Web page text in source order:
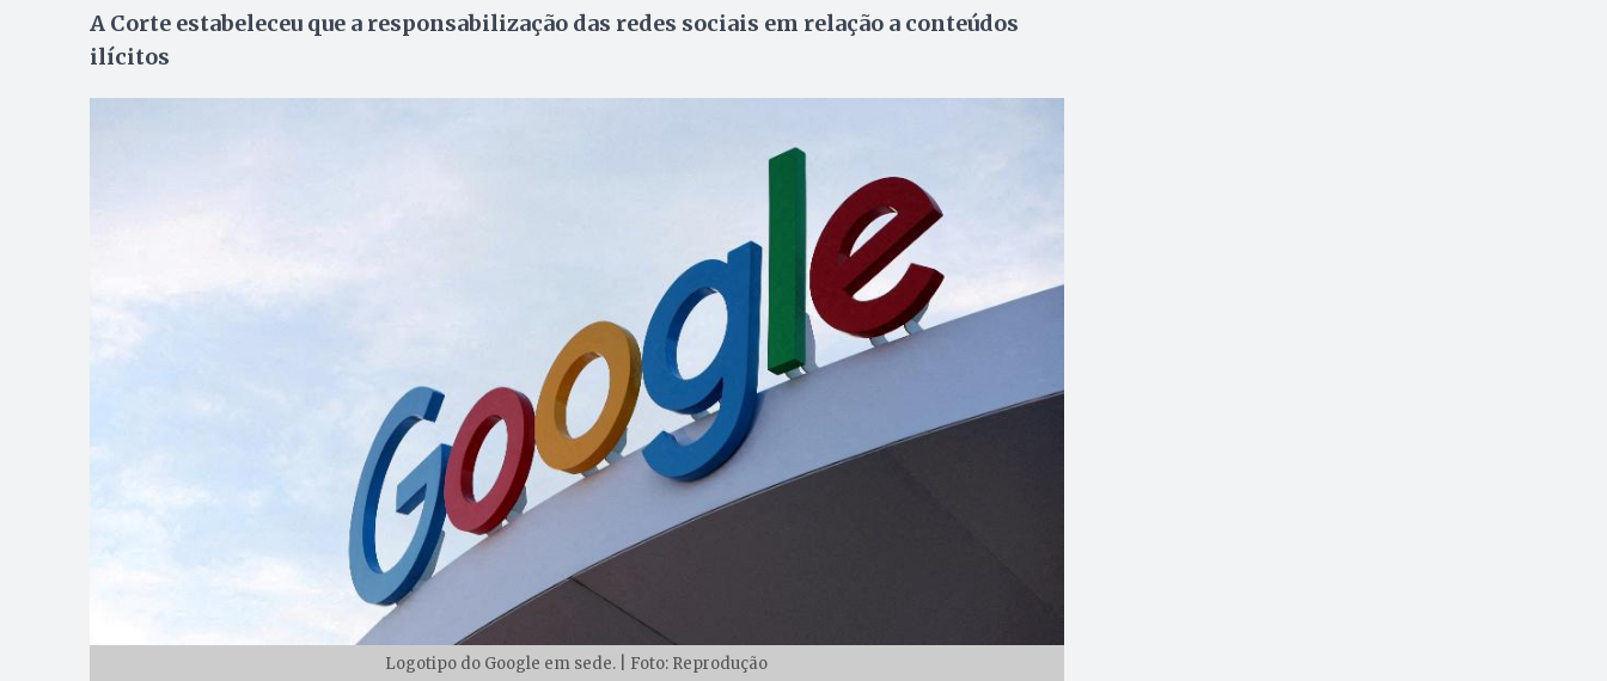
A Corte estabeleceu que a responsabilização das redes sociais em relação a conteúdos
ilícitos
Logotipo do Google em sede. | Foto: Reprodução